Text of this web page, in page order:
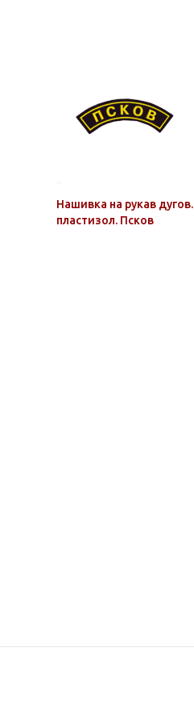
Нашивка на рукав дугов.
пластизол. Псков